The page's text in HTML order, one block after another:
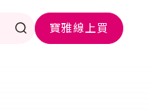
寶雅線上買